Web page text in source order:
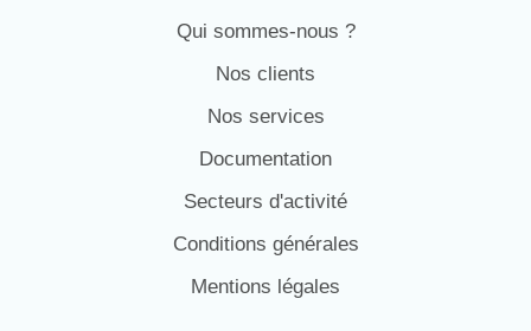
Qui sommes-nous ?
Nos clients
Nos services
Documentation
Secteurs d'activité
Conditions générales
Mentions légales